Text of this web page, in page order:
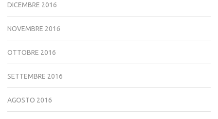
DICEMBRE 2016
NOVEMBRE 2016
OTTOBRE 2016
SETTEMBRE 2016
AGOSTO 2016